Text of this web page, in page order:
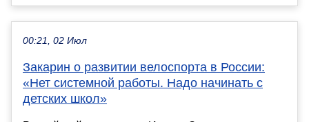
00:21, 02 Июл
Закарин о развитии велоспорта в России:
«Нет системной работы. Надо начинать с
детских школ»